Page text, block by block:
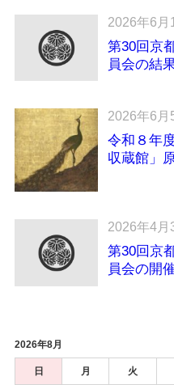
2026年6月
第30回京
員会の結
2026年6月
令和８年
収蔵館」
2026年4月
第30回京
員会の開
2026年8月
日 月 火